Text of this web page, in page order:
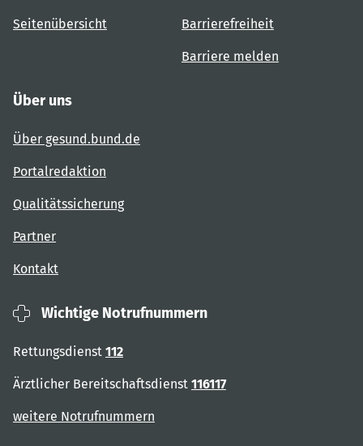
Seitenübersicht Barrierefreiheit
Barriere melden
Über uns
Über gesund.bund.de
Portalredaktion
Qualitätssicherung
Partner
Kontakt
Wichtige Notrufnummern
Rettungsdienst 112
Ärztlicher Bereitschaftsdienst 116117
weitere Notrufnummern